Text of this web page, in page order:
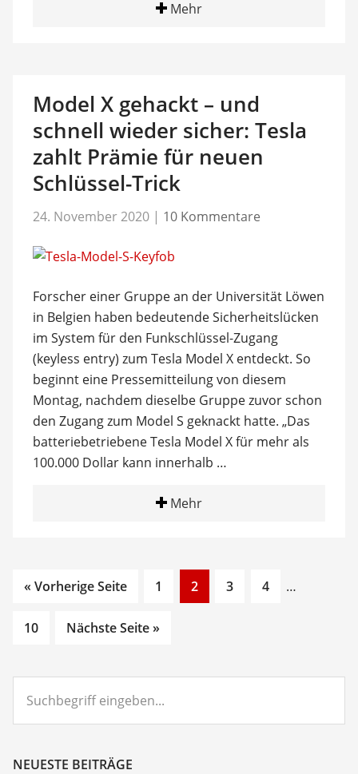
Mehr
Model X gehackt – und
schnell wieder sicher: Tesla
zahlt Prämie für neuen
Schlüssel-Trick
24. November 2020 | 10 Kommentare
Forscher einer Gruppe an der Universität Löwen
in Belgien haben bedeutende Sicherheitslücken
im System für den Funkschlüssel-Zugang
(keyless entry) zum Tesla Model X entdeckt. So
beginnt eine Pressemitteilung von diesem
Montag, nachdem dieselbe Gruppe zuvor schon
den Zugang zum Model S geknackt hatte. „Das
batteriebetriebene Tesla Model X für mehr als
100.000 Dollar kann innerhalb …
Mehr
« Vorherige Seite
Go
page
1
Go
to
2
Go
3
Go
4
Interim
…
Go
10 Nächste Seite »
eingeben...
NEUESTE BEITRÄGE